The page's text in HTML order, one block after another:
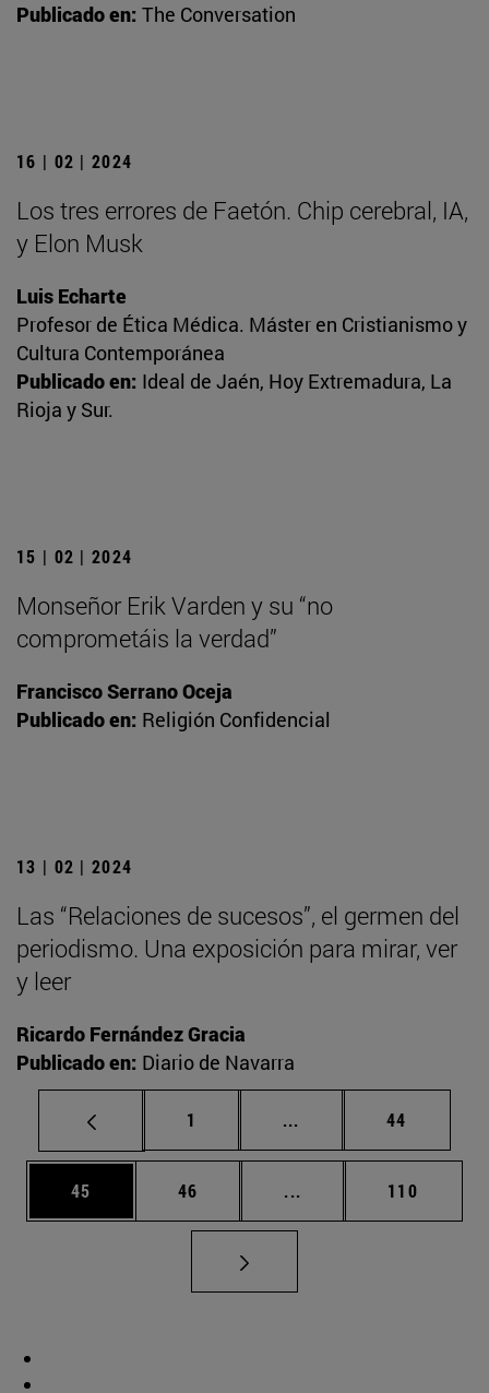
Publicado en: The Conversation
16 | 02 | 2024
Los tres errores de Faetón. Chip cerebral, IA,
y Elon Musk
Luis Echarte
Profesor de Ética Médica. Máster en Cristianismo y
Cultura Contemporánea
Publicado en: Ideal de Jaén, Hoy Extremadura, La
Rioja y Sur.
15 | 02 | 2024
Monseñor Erik Varden y su “no
comprometáis la verdad”
Francisco Serrano Oceja
Publicado en: Religión Confidencial
13 | 02 | 2024
Las “Relaciones de sucesos”, el germen del
periodismo. Una exposición para mirar, ver
y leer
Ricardo Fernández Gracia
Publicado en: Diario de Navarra
Página
1 ... Páginas intermedias
Página
44
Página
45 Página
46 ... Páginas intermedias
Página
110